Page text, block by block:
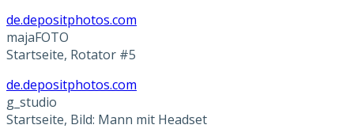
de.depositphotos.com
majaFOTO
Startseite, Rotator #5
de.depositphotos.com
g_studio
Startseite, Bild: Mann mit Headset